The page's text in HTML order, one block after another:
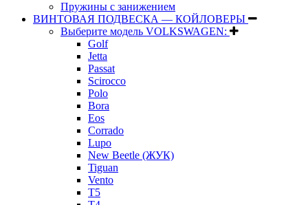
Пружины с занижением
ВИНТОВАЯ ПОДВЕСКА — КОЙЛОВЕРЫ
Выберите модель VOLKSWAGEN:
Golf
Jetta
Passat
Scirocco
Polo
Bora
Eos
Corrado
Lupo
New Beetle (ЖУК)
Tiguan
Vento
T5